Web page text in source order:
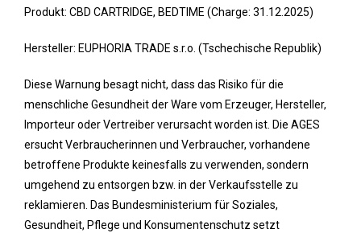
Produkt: CBD CARTRIDGE, BEDTIME (Charge: 31.12.2025)
Hersteller: EUPHORIA TRADE s.r.o. (Tschechische Republik)
Diese Warnung besagt nicht, dass das Risiko für die
menschliche Gesundheit der Ware vom Erzeuger, Hersteller,
Importeur oder Vertreiber verursacht worden ist. Die AGES
ersucht Verbraucherinnen und Verbraucher, vorhandene
betroffene Produkte keinesfalls zu verwenden, sondern
umgehend zu entsorgen bzw. in der Verkaufsstelle zu
reklamieren. Das Bundesministerium für Soziales,
Gesundheit, Pflege und Konsumentenschutz setzt